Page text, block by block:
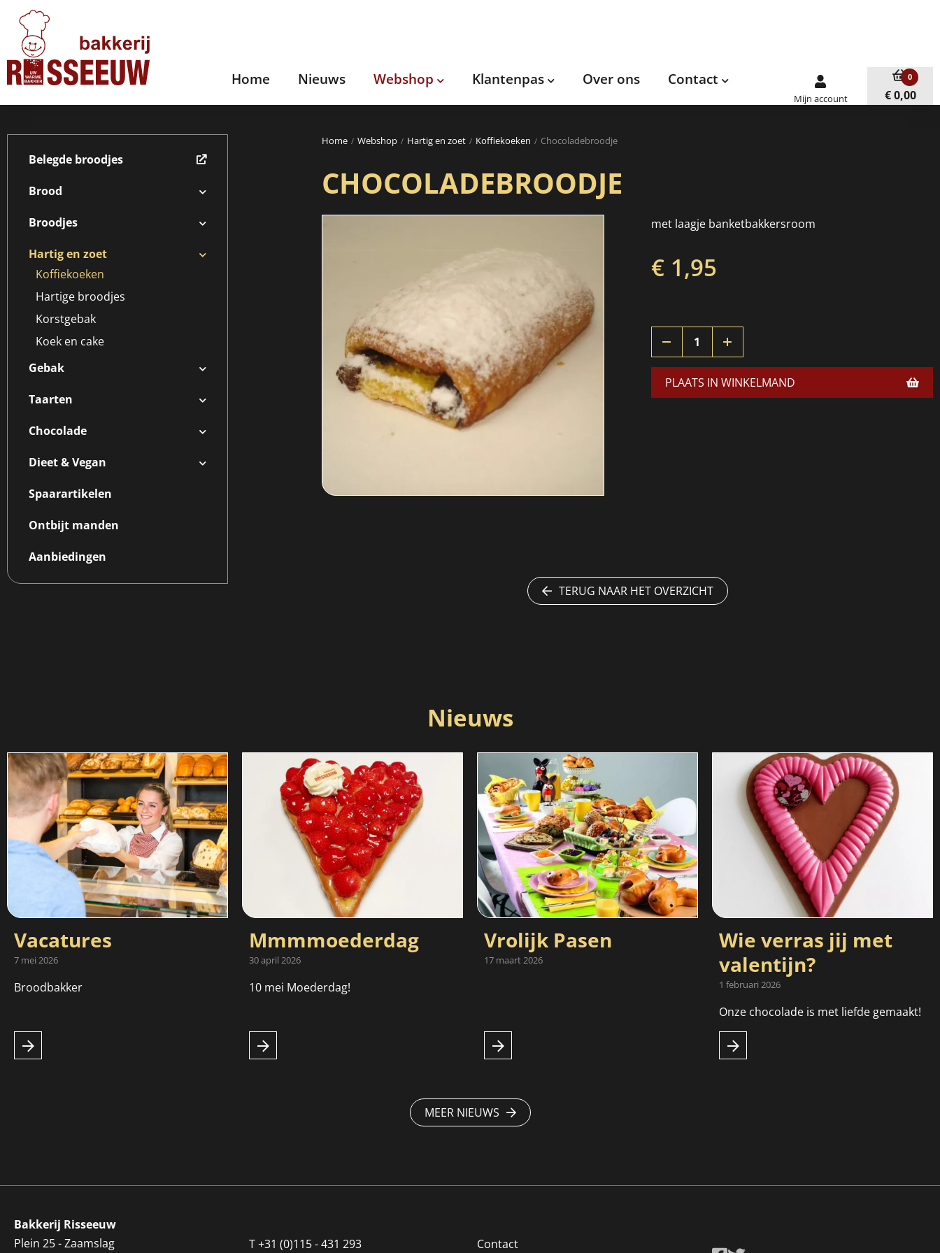
Home Nieuws Webshop Klantenpas Over ons Contact
Mijn account
0
€ 0,00
Belegde broodjes
Brood
Broodjes
Hartig en zoet
Koffiekoeken
Hartige broodjes
Korstgebak
Koek en cake
Gebak
Taarten
Chocolade
Dieet & Vegan
Spaarartikelen
Ontbijt manden
Aanbiedingen
Home Webshop Hartig en zoet Koffiekoeken Chocoladebroodje
CHOCOLADEBROODJE
met laagje banketbakkersroom
€ 1,95
PLAATS IN WINKELMAND
TERUG NAAR HET OVERZICHT
Nieuws
Vacatures
7 mei 2026
Broodbakker
Mmmmoederdag
30 april 2026
10 mei Moederdag!
Vrolijk Pasen
17 maart 2026
Wie verras jij met
valentijn?
1 februari 2026
Onze chocolade is met liefde gemaakt!
MEER NIEUWS
Bakkerij Risseeuw
Plein 25 - Zaamslag
T+31 (0)115 - 431 293 Contact